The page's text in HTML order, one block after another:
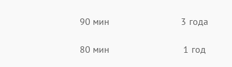
90 мин 3 года
80 мин 1 год